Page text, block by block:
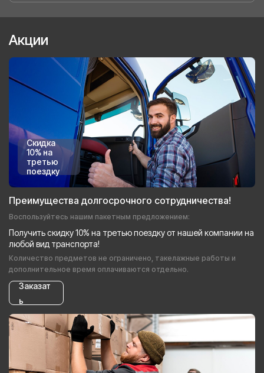
Акции
Скидка
10% на
третью
поездку
Преимущества долгосрочного сотрудничества!
Воспользуйтесь нашим пакетным предложением:
Получить скидку 10% на третью поездку от нашей компании на
любой вид транспорта!
Количество предметов не ограничено, такелажные работы и
дополнительное время оплачиваются отдельно.
Заказат
ь